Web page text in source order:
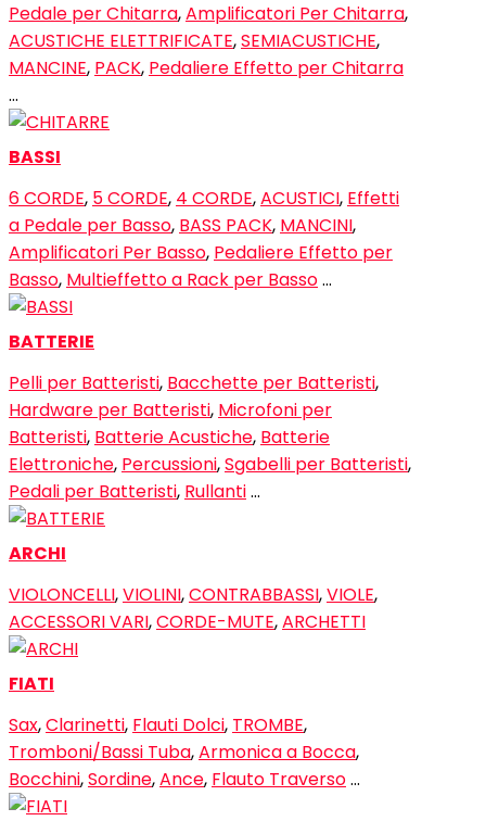
Pedale per Chitarra,Amplificatori Per Chitarra,
ACUSTICHE ELETTRIFICATE,SEMIACUSTICHE,
MANCINE, PACK, Pedaliere Effetto per Chitarra
…
BASSI
6 CORDE, 5 CORDE, 4 CORDE,ACUSTICI, Effetti
a Pedale per Basso, BASS PACK, MANCINI,
Amplificatori Per Basso, Pedaliere Effetto per
Basso, Multieffetto a Rack per Basso…
BATTERIE
Pelli per Batteristi, Bacchette per Batteristi,
Hardware per Batteristi, Microfoni per
Batteristi, Batterie Acustiche, Batterie
Elettroniche, Percussioni,Sgabelli per Batteristi,
Pedali per Batteristi, Rullanti…
ARCHI
VIOLONCELLI,VIOLINI,CONTRABBASSI,VIOLE,
ACCESSORI VARI,CORDE-MUTE,ARCHETTI
FIATI
Sax,Clarinetti, Flauti Dolci, TROMBE,
Tromboni/Bassi Tuba,Armonica a Bocca,
Bocchini,Sordine,Ance, Flauto Traverso…